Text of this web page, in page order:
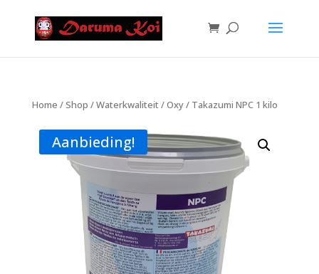
Home /Shop /Waterkwaliteit/Oxy/ Takazumi NPC 1 kilo
Aanbieding!